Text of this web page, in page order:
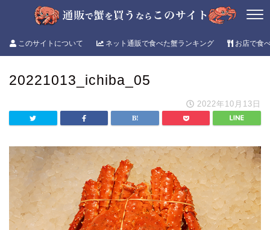
このサイトについて ネット通販で食べた蟹ランキング お店で食
20221013_ichiba_05
2022年10月13日